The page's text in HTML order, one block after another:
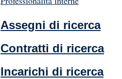
Assegni di ricerca
Contratti di ricerca
Incarichi di ricerca